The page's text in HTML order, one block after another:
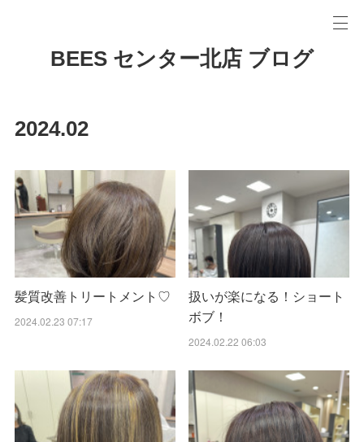
BEES センター北店 ブログ
2024.02
髪質改善トリートメント♡
2024.02.23 07:17
扱いが楽になる！ショート
ボブ！
2024.02.22 06:03